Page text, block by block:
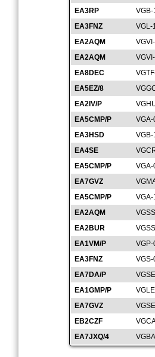
EA3RP
EA3FNZ
VGL-
EA2AQM
EA2AQM
EA8DEC
EA5EZ/8
EA2IV/P
EA5CMP/P
EA3HSD
EA4SE
EA5CMP/P
EA7GVZ
EA5CMP/P
VGA-
EA2AQM
EA2BUR
EA1VM/P
EA3FNZ
EA7DA/P
EA1GMP/P
EA7GVZ
EB2CZF
EA7JXQ/4